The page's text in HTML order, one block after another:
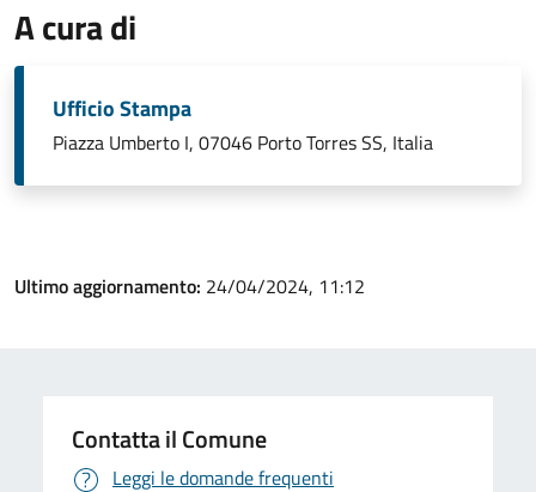
A cura di
Ufficio Stampa
Piazza Umberto I, 07046 Porto Torres SS, Italia
Ultimo aggiornamento: 24/04/2024, 11:12
Contatta il Comune
Leggi le domande frequenti